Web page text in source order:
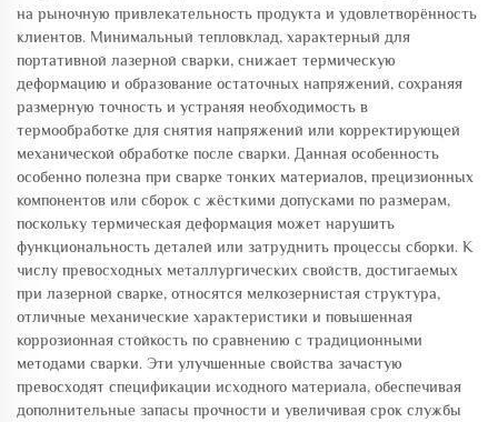
на рыночную привлекательность продукта и удовлетворённость
клиентов. Минимальный тепловклад, характерный для
портативной лазерной сварки, снижает термическую
деформацию и образование остаточных напряжений, сохраняя
размерную точность и устраняя необходимость в
термообработке для снятия напряжений или корректирующей
механической обработке после сварки. Данная особенность
особенно полезна при сварке тонких материалов, прецизионных
компонентов или сборок с жёсткими допусками по размерам,
поскольку термическая деформация может нарушить
функциональность деталей или затруднить процессы сборки. К
числу превосходных металлургических свойств, достигаемых
при лазерной сварке, относятся мелкозернистая структура,
отличные механические характеристики и повышенная
коррозионная стойкость по сравнению с традиционными
методами сварки. Эти улучшенные свойства зачастую
превосходят спецификации исходного материала, обеспечивая
дополнительные запасы прочности и увеличивая срок службы